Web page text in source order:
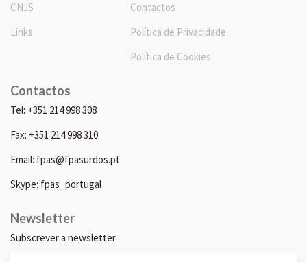
CNJS
Links
Contactos
Política de Privacidade
Política de Cookies
Contactos
Tel: +351 214 998 308
Fax: +351 214 998 310
Email: fpas@fpasurdos.pt
Skype: fpas_portugal
Newsletter
Subscrever a newsletter